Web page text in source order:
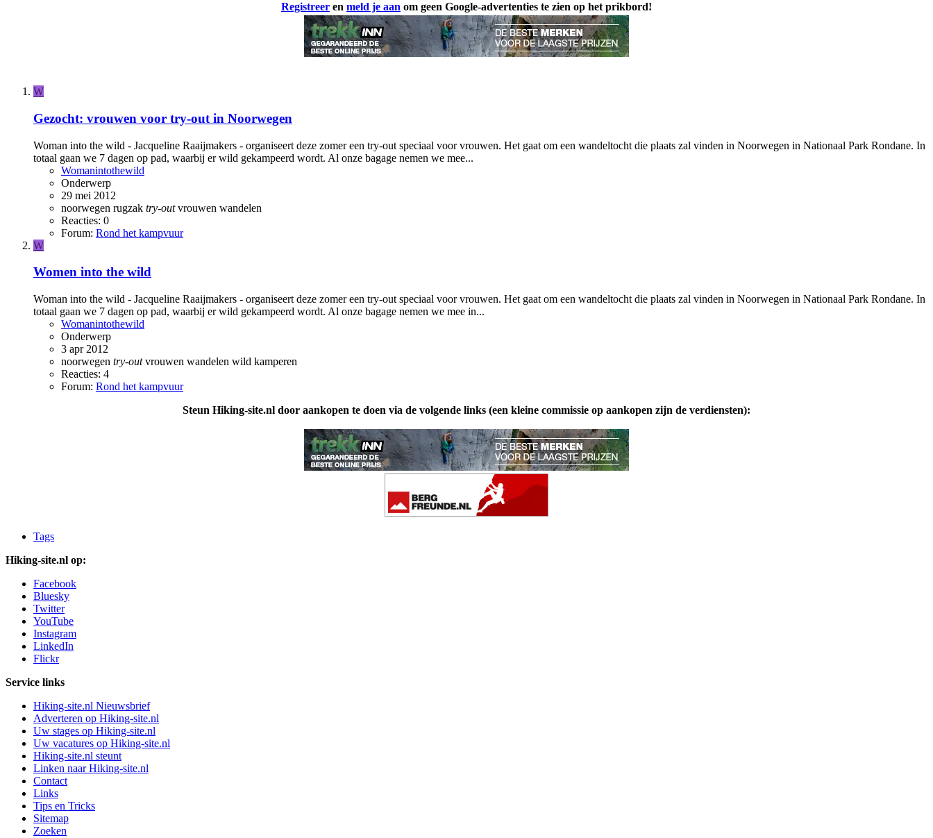
Registreer en meld je aan om geen Google-advertenties te zien op het prikbord!
W
Gezocht: vrouwen voor try-out in Noorwegen
Woman into the wild - Jacqueline Raaijmakers - organiseert deze zomer een try-out speciaal voor vrouwen. Het gaat om een wandeltocht die plaats zal vinden in Noorwegen in Nationaal Park Rondane. In
totaal gaan we 7 dagen op pad, waarbij er wild gekampeerd wordt. Al onze bagage nemen we mee...
Womanintothewild
Onderwerp
29 mei 2012
noorwegen rugzak try-out vrouwen wandelen
Reacties: 0
Forum: Rond het kampvuur
W
Women into the wild
Woman into the wild - Jacqueline Raaijmakers - organiseert deze zomer een try-out speciaal voor vrouwen. Het gaat om een wandeltocht die plaats zal vinden in Noorwegen in Nationaal Park Rondane. In
totaal gaan we 7 dagen op pad, waarbij er wild gekampeerd wordt. Al onze bagage nemen we mee in...
Womanintothewild
Onderwerp
3 apr 2012
noorwegen try-out vrouwen wandelen wild kamperen
Reacties: 4
Forum: Rond het kampvuur
Steun Hiking-site.nl door aankopen te doen via de volgende links (een kleine commissie op aankopen zijn de verdiensten):
Tags
Hiking-site.nl op:
Facebook
Bluesky
Twitter
YouTube
Instagram
LinkedIn
Flickr
Service links
Hiking-site.nl Nieuwsbrief
Adverteren op Hiking-site.nl
Uw stages op Hiking-site.nl
Uw vacatures op Hiking-site.nl
Hiking-site.nl steunt
Linken naar Hiking-site.nl
Contact
Links
Tips en Tricks
Sitemap
Zoeken